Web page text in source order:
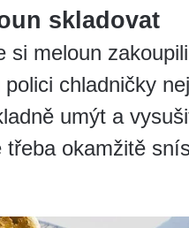
skladovat
si meloun
chladničky
umýt a
třeba okamžitě